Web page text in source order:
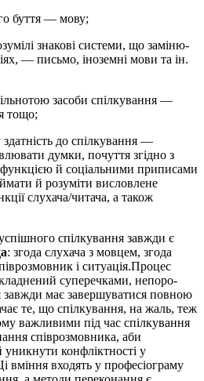
буття — мову;
знакові системи, що замі­ню­
— письмо, іноземні мови та ін.
засоби спілкування —
тощо;
до спілкування —
думки, почуття згідно з
й соці­аль­ними приписами
й розуміти висловлене
слухача/читача, а також
спілкування завжди є
: згода слухача з мовцем, згода
і ситуація.Процес
суперечками, непоро­
завжди має завершуватися повною
те, що спілкування, на жаль, теж
важ­ливими під час спілкування
спів­розмовника, аби
уникнути конфліктності у
вміння входять у професіограму